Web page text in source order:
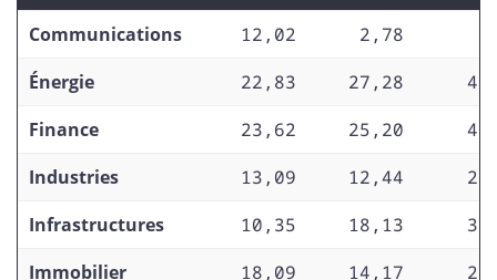
Communications
12,02 2,78
Énergie
22,83 27,28
Finance
23,62 25,20
Industries
13,09 12,44
Infrastructures
10,35 18,13
Immobilier
18,09 14,17